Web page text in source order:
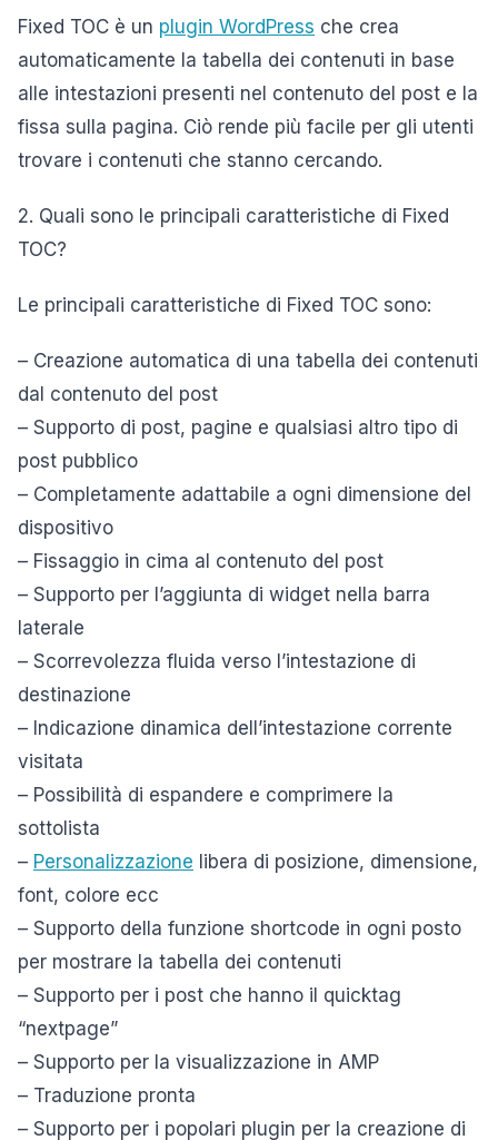
Fixed TOC è un plugin WordPress che crea
automaticamente la tabella dei contenuti in base
alle intestazioni presenti nel contenuto del post e la
fissa sulla pagina. Ciò rende più facile per gli utenti
trovare i contenuti che stanno cercando.
2. Quali sono le principali caratteristiche di Fixed
TOC?
Le principali caratteristiche di Fixed TOC sono:
– Creazione automatica di una tabella dei contenuti
dal contenuto del post
– Supporto di post, pagine e qualsiasi altro tipo di
post pubblico
– Completamente adattabile a ogni dimensione del
dispositivo
– Fissaggio in cima al contenuto del post
– Supporto per l’aggiunta di widget nella barra
laterale
– Scorrevolezza fluida verso l’intestazione di
destinazione
– Indicazione dinamica dell’intestazione corrente
visitata
– Possibilità di espandere e comprimere la
sottolista
– Personalizzazione libera di posizione, dimensione,
font, colore ecc
– Supporto della funzione shortcode in ogni posto
per mostrare la tabella dei contenuti
– Supporto per i post che hanno il quicktag
“nextpage”
– Supporto per la visualizzazione in AMP
– Traduzione pronta
– Supporto per i popolari plugin per la creazione di